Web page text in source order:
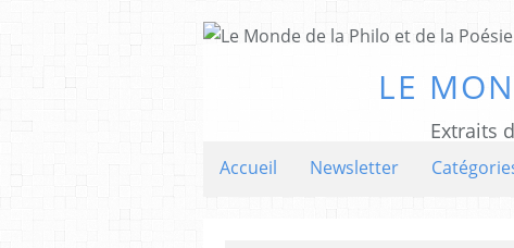
LE
Extraits
Accueil Newsletter